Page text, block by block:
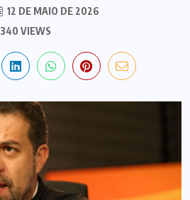
12 DE MAIO DE 2026
340 VIEWS